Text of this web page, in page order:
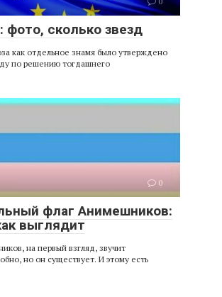
фото, сколько звезд
как отдельное знамя было утверждено
по решению тогдашнего
0
флаг Анимешников:
выглядит
на первый взгляд, звучит
но он существует. И этому есть